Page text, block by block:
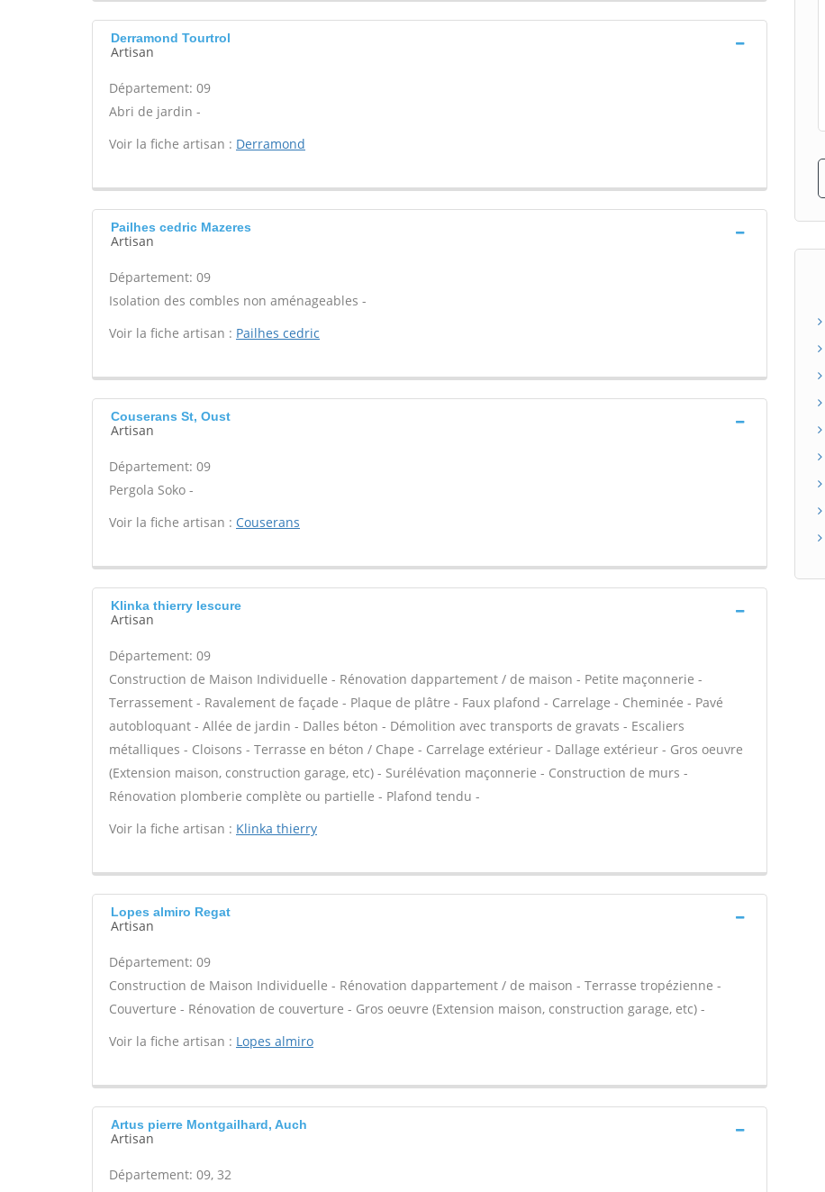
Derramond Tourtrol
Artisan
Département: 09
Abri de jardin -
Voir la fiche artisan : Derramond
Pailhes cedric Mazeres
Artisan
Département: 09
Isolation des combles non aménageables -
Voir la fiche artisan : Pailhes cedric
Couserans St, Oust
Artisan
Département: 09
Pergola Soko -
Voir la fiche artisan : Couserans
Klinka thierry lescure
Artisan
Département: 09
Construction de Maison Individuelle - Rénovation dappartement / de maison - Petite maçonnerie -
Terrassement - Ravalement de façade - Plaque de plâtre - Faux plafond - Carrelage - Cheminée - Pavé
autobloquant - Allée de jardin - Dalles béton - Démolition avec transports de gravats - Escaliers
métalliques - Cloisons - Terrasse en béton / Chape - Carrelage extérieur - Dallage extérieur - Gros oeuvre
(Extension maison, construction garage, etc) - Surélévation maçonnerie - Construction de murs -
Rénovation plomberie complète ou partielle - Plafond tendu -
Voir la fiche artisan : Klinka thierry
Lopes almiro Regat
Artisan
Département: 09
Construction de Maison Individuelle - Rénovation dappartement / de maison - Terrasse tropézienne -
Couverture - Rénovation de couverture - Gros oeuvre (Extension maison, construction garage, etc) -
Voir la fiche artisan : Lopes almiro
Artus pierre Montgailhard, Auch
Artisan
Département: 09, 32